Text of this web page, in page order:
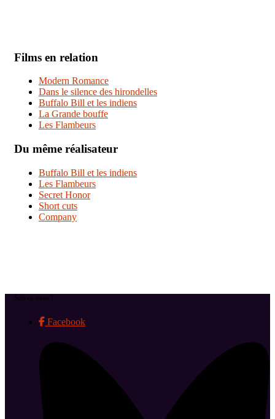
Films en relation
Modern Romance
Dans le silence des hirondelles
Buffalo Bill et les indiens
La Grande bouffe
Les Flambeurs
Du même réalisateur
Buffalo Bill et les indiens
Les Flambeurs
Secret Honor
Short cuts
Company
Suivez-nous !
Facebook